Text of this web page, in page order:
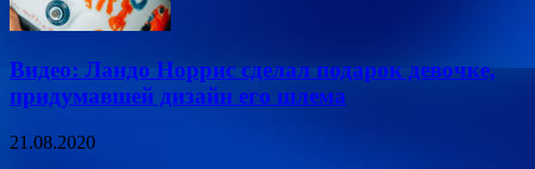
Видео: Ландо Норрис сделал подарок девочке,
придумавшей дизайн его шлема
21.08.2020